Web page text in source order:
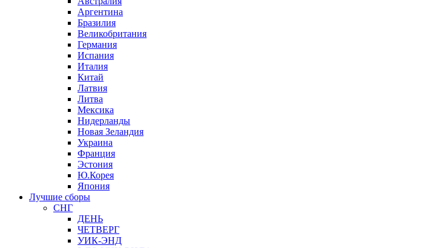
Аргентина
Бразилия
Великобритания
Германия
Испания
Италия
Китай
Латвия
Литва
Мексика
Нидерланды
Новая Зеландия
Украина
Франция
Эстония
Ю.Корея
Япония
Лучшие сборы
СНГ
ДЕНЬ
ЧЕТВЕРГ
УИК-ЭНД